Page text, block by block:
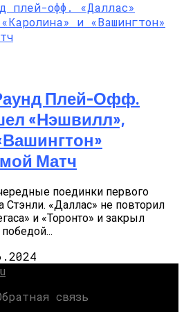
Плей-Офф.
«Нэшвилл»,
Матч
поединки первого
«Даллас» не повторил
и «Торонто» и закрыл
связь